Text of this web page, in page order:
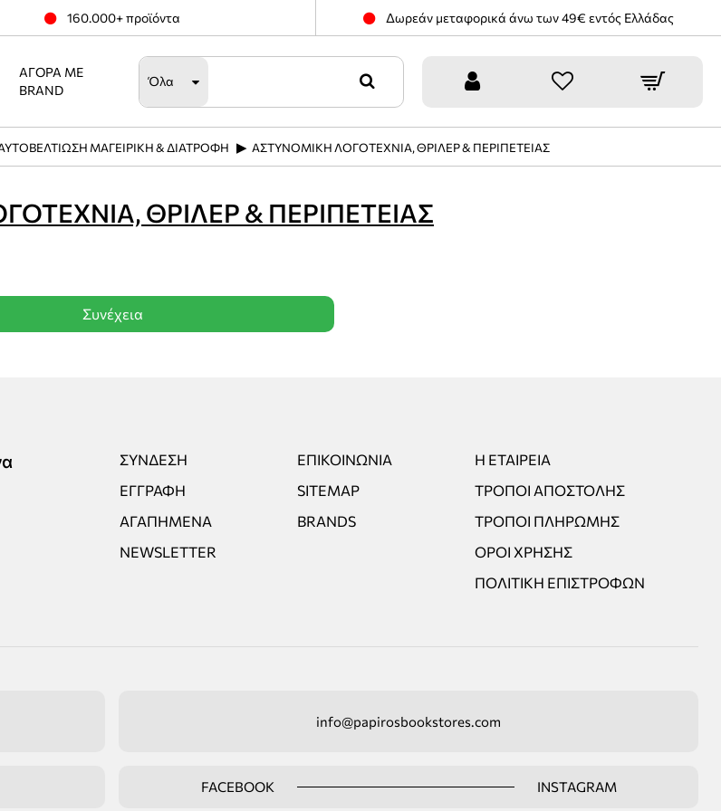
160.000+ προϊόντα Δωρεάν μεταφορικά άνω των 49€ εντός Ελλάδας
ΑΓΟΡΆ ΜΕ
BRAND
Όλα
ΑΥΤΟΒΕΛΤΙΩΣΗ ΜΑΓΕΙΡΙΚΗ & ΔΙΑΤΡΟΦΗ ΑΣΤΥΝΟΜΙΚΗ ΛΟΓΟΤΕΧΝΙΑ, ΘΡΙΛΕΡ & ΠΕΡΙΠΕΤΕΙΑΣ
ΘΡΙΛΕΡ & ΠΕΡΙΠΕΤΕΙΑΣ
Συνέχεια
ΣΎΝΔΕΣΗ
ΕΓΓΡΑΦΉ
ΑΓΑΠΗΜΈΝΑ
NEWSLETTER
ΕΠΙΚΟΙΝΩΝΊΑ
SITEMAP
BRANDS
Η ΕΤΑΙΡΕΊΑ
ΤΡΌΠΟΙ ΑΠΟΣΤΟΛΉΣ
ΤΡΌΠΟΙ ΠΛΗΡΩΜΉΣ
ΌΡΟΙ ΧΡΉΣΗΣ
ΠΟΛΙΤΙΚΉ ΕΠΙΣΤΡΟΦΏΝ
info@papirosbookstores.com
FACEBOOK INSTAGRAM